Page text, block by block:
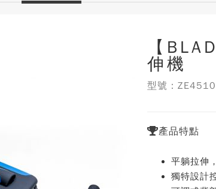
【
伸機
型號：ZE4510
產品特點
平躺拉伸
獨特設計